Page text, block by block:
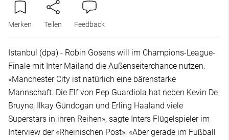
Merken Teilen Feedback
Istanbul (dpa) - Robin Gosens will im Champions-League-
Finale mit Inter Mailand die Außenseiterchance nutzen.
«Manchester City ist natürlich eine bärenstarke
Mannschaft. Die Elf von Pep Guardiola hat neben Kevin De
Bruyne, Ilkay Gündogan und Erling Haaland viele
Superstars in ihren Reihen», sagte Inters Flügelspieler im
Interview der «Rheinischen Post»: «Aber gerade im Fußball